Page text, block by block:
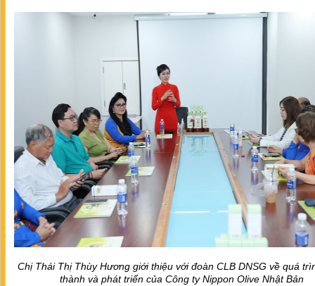
Chị Thái Thị Thùy Hương giới thiệu với đoàn CLB DNSG về quá
thành và phát triển của Công ty Nippon Olive Nhật Bản